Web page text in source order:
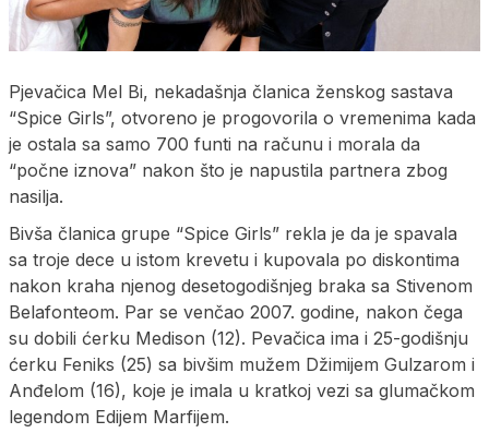
Pjevačica Mel Bi, nekadašnja članica ženskog sastava
“Spice Girls”, otvoreno je progovorila o vremenima kada
je ostala sa samo 700 funti na računu i morala da
“počne iznova” nakon što je napustila partnera zbog
nasilja.
Bivša članica grupe “Spice Girls” rekla je da je spavala
sa troje dece u istom krevetu i kupovala po diskontima
nakon kraha njenog desetogodišnjeg braka sa Stivenom
Belafonteom. Par se venčao 2007. godine, nakon čega
su dobili ćerku Medison (12). Pevačica ima i 25-godišnju
ćerku Feniks (25) sa bivšim mužem Džimijem Gulzarom i
Anđelom (16), koje je imala u kratkoj vezi sa glumačkom
legendom Edijem Marfijem.